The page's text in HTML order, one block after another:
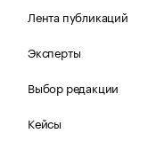
Лента публикаций
Эксперты
Выбор редакции
Кейсы